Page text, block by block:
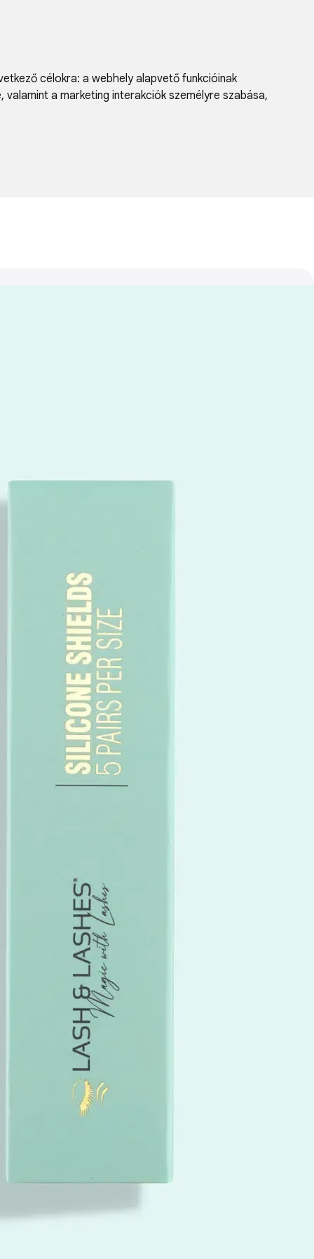
célokra: a webhely alapvető funkcióinak
a marketing interakciók személyre szabása,